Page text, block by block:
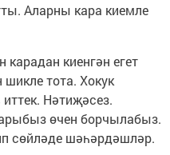
Аларны кара киемле
киенгән егет
тота. Хокук
Нәтиҗәсез.
өчен борчылабыз.
сөйләде шәһәрдәшләр.